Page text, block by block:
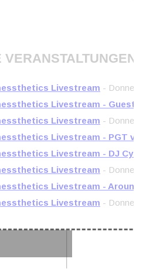
Livestream -
Livestream - Guest DJ
Livestream -
Livestream - PGT vs.
Livestream - DJ
Livestream -
Livestream - Around
Livestream -